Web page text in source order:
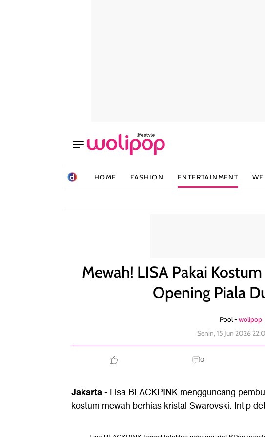
HOME FASHION ENTERTAINMENT
Mewah! LISA Pakai
Opening Piala
Pool -wolipop
Senin, 15 Jun 2026
0
Jakarta- Lisa BLACKPINK mengguncang
kostum mewah berhias kristal Swarovski. Intip